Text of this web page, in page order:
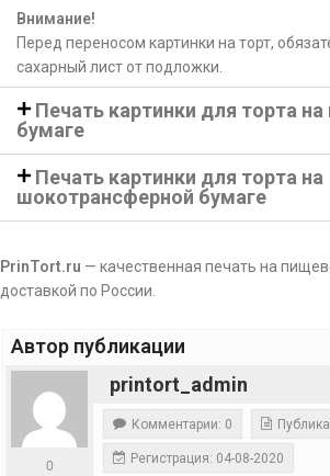
Внимание!
Перед переносом картинки на торт,
сахарный лист от подложки.
Печать картинки для торта
бумаге
Печать картинки для торта на
шокотрансферной бумаге
PrinTort.ru — качественная печать на
доставкой по России.
Автор публикации
printort_admin
0
Комментарии: 0
Регистрация: 04-08-2020